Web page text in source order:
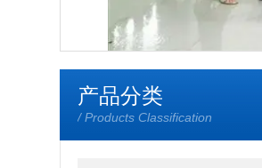
产品分类
/ Products Classification